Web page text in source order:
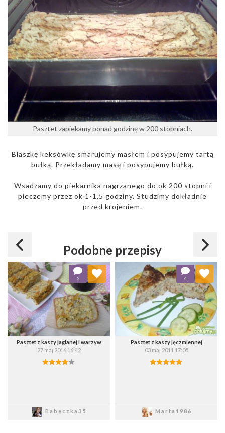
Pasztet zapiekamy ponad godzinę w 200 stopniach.
Blaszkę keksówkę smarujemy masłem i posypujemy tartą
bułką. Przekładamy masę i posypujemy bułką.
Wsadzamy do piekarnika nagrzanego do ok 200 stopni i
pieczemy przez ok 1-1,5 godziny. Studzimy dokładnie
przed krojeniem.
Podobne przepisy
Pasztet z kaszy jaglanej i warzyw
27 maj 2016 16:42
Babeczka35
2
Dodaj do ulubionych
Wybierz listę:
Pasztet z kaszy jęczmiennej
03 maj 2011 17:05
Marta1986
4
Dodaj do ulubionych
Wybierz listę: